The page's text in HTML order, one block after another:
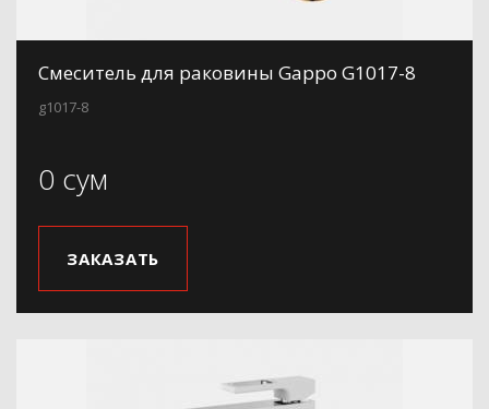
Смеситель для раковины Gappo G1017-8
g1017-8
0 сум
ЗАКАЗАТЬ